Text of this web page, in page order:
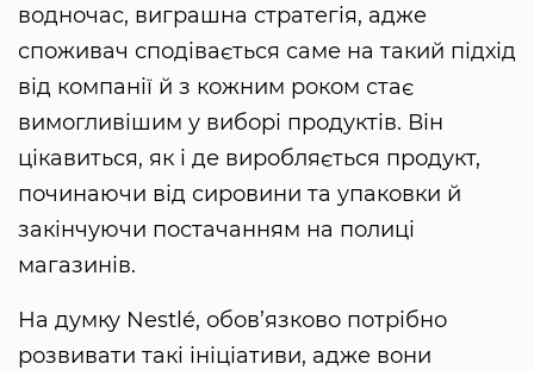
водночас, виграшна стратегія, адже
споживач сподівається саме на такий підхід
від компанії й з кожним роком стає
вимогливішим у виборі продуктів. Він
цікавиться, як і де виробляється продукт,
починаючи від сировини та упаковки й
закінчуючи постачанням на полиці
магазинів.
На думку Nestlé, обов’язково потрібно
розвивати такі ініціативи, адже вони